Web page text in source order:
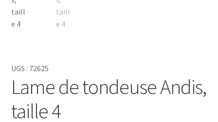
UGS : 72625
Lame de tondeuse Andis,
taille 4